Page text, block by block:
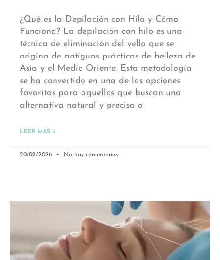
¿Qué es la Depilación con Hilo y Cómo
Funciona? La depilación con hilo es una
técnica de eliminación del vello que se
origina de antiguas prácticas de belleza de
Asia y el Medio Oriente. Esta metodología
se ha convertido en una de las opciones
favoritas para aquellos que buscan una
alternativa natural y precisa a
LEER MÁS »
20/02/2026 No hay comentarios